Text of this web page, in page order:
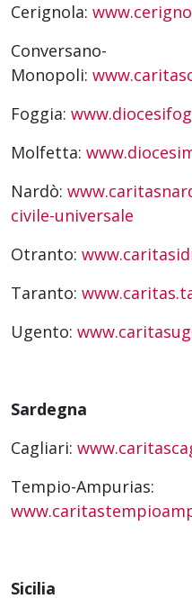
Cerignola:
Conversano-
Monopoli:
Foggia:
Molfetta:
Nardò:
civile-universale
Otranto:
Taranto:
Ugento:
Sardegna
Cagliari:
Tempio-Ampurias:
Sicilia